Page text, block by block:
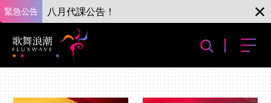
緊急公告 八月代課公告！